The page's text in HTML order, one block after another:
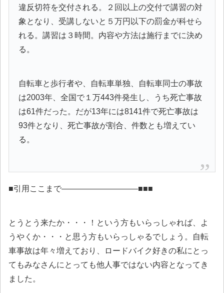
違反切符を交付される。２回以上の交付で講習の対
象となり、受講しないと５万円以下の罰金が科せら
れる。講習は３時間。内容や方法は施行までに決め
る。
自転車と歩行者や、自転車単独、自転車同士の事故
は2003年、全国で１万443件発生し、うち死亡事故
は61件だった。だが13年には8141件で死亡事故は
93件となり、死亡事故が割合、件数とも増えてい
る。
■引用ここまで—————————–■■■
とうとう来たか・・・！という方もいらっしゃれば、よ
うやくか・・・と思う方もいらっしゃるでしょう。自転
車事故は年々増えており、ロードバイク好きの私にとっ
てもみなさんにとっても他人事ではない内容となってき
ました。